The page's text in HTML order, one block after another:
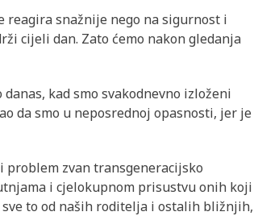
snažnije nego na sigurnost i
cijeli dan. Zato ćemo nakon gledanja
kad smo svakodnevno izloženi
da smo u neposrednoj opasnosti, jer je
zvan transgeneracijsko
i cjelokupnom prisustvu onih koji
to od naših roditelja i ostalih bližnjih,